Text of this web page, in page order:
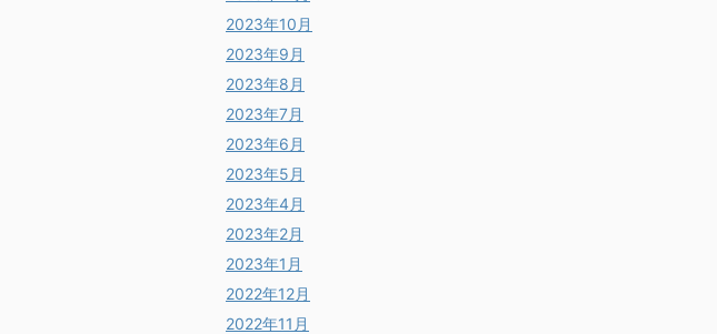
2023年10月
2023年9月
2023年8月
2023年7月
2023年6月
2023年5月
2023年4月
2023年2月
2023年1月
2022年12月
2022年11月